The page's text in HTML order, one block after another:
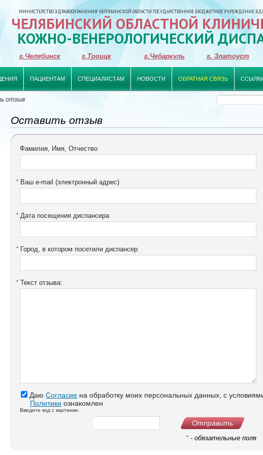
МИНИСТЕРСТВО ЗДРАВООХРАНЕНИЯ ЧЕЛЯБИНСКОЙ ОБЛАСТИ ГОСУДАРСТВЕННОЕ БЮДЖЕТНОЕ УЧРЕЖДЕНИЕ
ЧЕЛЯБИНСКИЙ ОБЛАСТНОЙ
КОЖНО-ВЕНЕРОЛОГИЧЕСКИЙ
г.Челябинск г.Троицк г.Чебаркуль г. Златоуст
ПАЦИЕНТАМ СПЕЦИАЛИСТАМ НОВОСТИ ОБРАТНАЯ СВЯЗЬ
отзыв
Оставить отзыв
Фамилия, Имя, Отчество
*Ваш e-mail (электронный адрес)
*Дата посещения диспансера
*Город, в котором посетили диспансер
*Текст отзыва:
Даю Согласие на обработку моих персональных данных, с
Политики ознакомлен
Введите код с картинки:
Отправить
*- обязательные поля